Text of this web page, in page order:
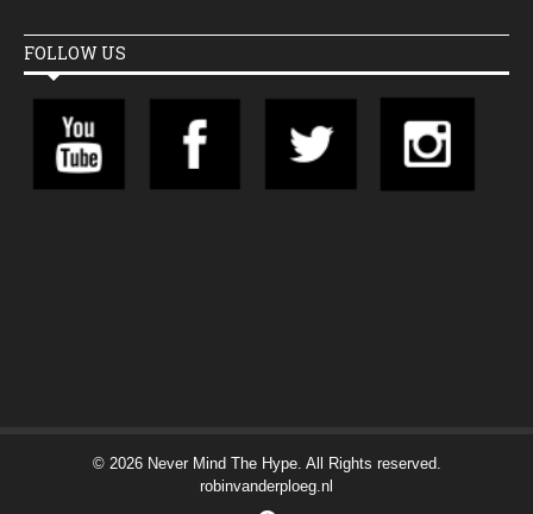
FOLLOW US
© 2026 Never Mind The Hype. All Rights reserved.
robinvanderploeg.nl